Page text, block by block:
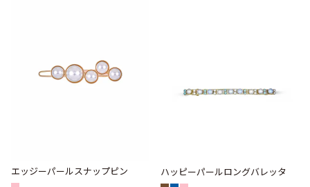
エッジーパールスナップピン ハッピーパールロングバレッタ